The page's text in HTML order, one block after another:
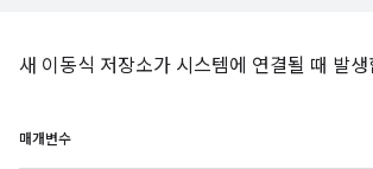
새 이동식 저장소가 시스템에 연결될 때 발생
매개변수